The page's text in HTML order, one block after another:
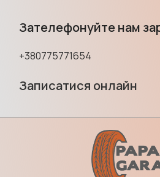
Зателефонуйте нам
+380775771654
Записатися онлайн